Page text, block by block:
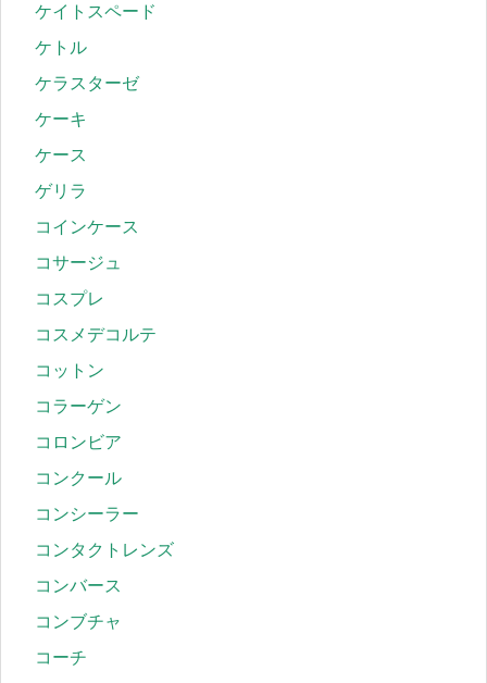
ケイトスペード
ケトル
ケラスターゼ
ケーキ
ケース
ゲリラ
コインケース
コサージュ
コスプレ
コスメデコルテ
コットン
コラーゲン
コロンビア
コンクール
コンシーラー
コンタクトレンズ
コンバース
コンブチャ
コーチ